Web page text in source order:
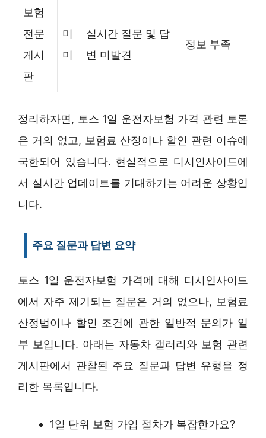
보험
전문
게시
판
미
미
실시간 질문 및 답
변 미발견
정보 부족
정리하자면, 토스 1일 운전자보험 가격 관련 토론
은 거의 없고, 보험료 산정이나 할인 관련 이슈에
국한되어 있습니다. 현실적으로 디시인사이드에
서 실시간 업데이트를 기대하기는 어려운 상황입
니다.
주요 질문과 답변 요약
토스 1일 운전자보험 가격에 대해 디시인사이드
에서 자주 제기되는 질문은 거의 없으나, 보험료
산정법이나 할인 조건에 관한 일반적 문의가 일
부 보입니다. 아래는 자동차 갤러리와 보험 관련
게시판에서 관찰된 주요 질문과 답변 유형을 정
리한 목록입니다.
1일 단위 보험 가입 절차가 복잡한가요?